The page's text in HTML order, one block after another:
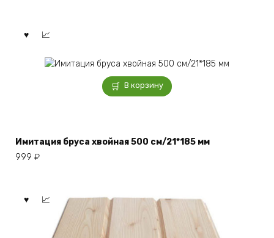
В корзину
Имитация бруса хвойная 500 см/21*185 мм
999 ₽